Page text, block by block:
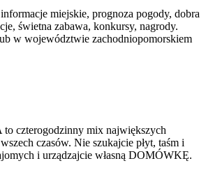
miejskie, prognoza pogody, dobra
świetna zabawa, konkursy, nagrody.
w województwie zachodniopomorskiem
czterogodzinny mix największych
czasów. Nie szukajcie płyt, taśm i
i urządzajcie własną DOMÓWKĘ.